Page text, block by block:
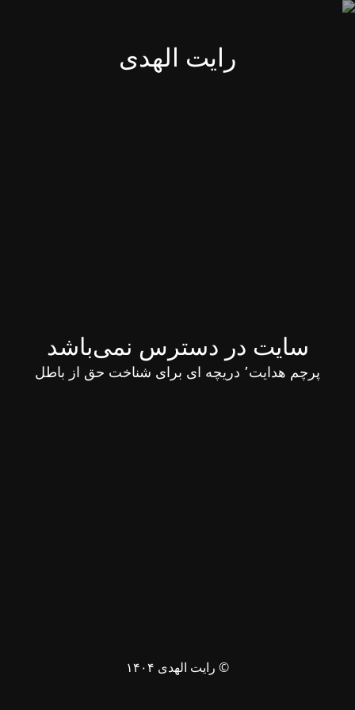
رایت الهدی
سایت در دسترس نمی‌باشد
پرچم هدایت٬ دریچه ای برای شناخت حق از باطل
© رایت الهدی ۱۴۰۴